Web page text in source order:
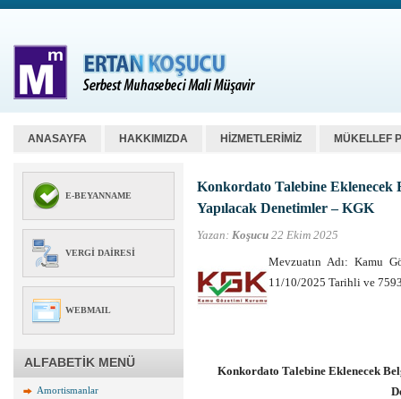
ANASAYFA HAKKIMIZDA HİZMETLERİMİZ MÜKELLEF
E-BEYANNAME
VERGI DAIRESI
WEBMAIL
ALFABETİK MENÜ
Amortismanlar
Konkordato Talebine Eklenecek
Yapılacak Denetimler – KGK
Yazan: Koşucu 22 Ekim 2025
Mevzuatın Adı: Kamu
11/10/2025 Tarihli ve
Konkordato Talebine Eklenecek